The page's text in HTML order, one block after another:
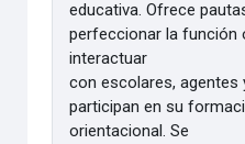
educativa. Ofrece
perfeccionar la función
interactuar
con escolares, agentes
participan en su
orientacional. Se